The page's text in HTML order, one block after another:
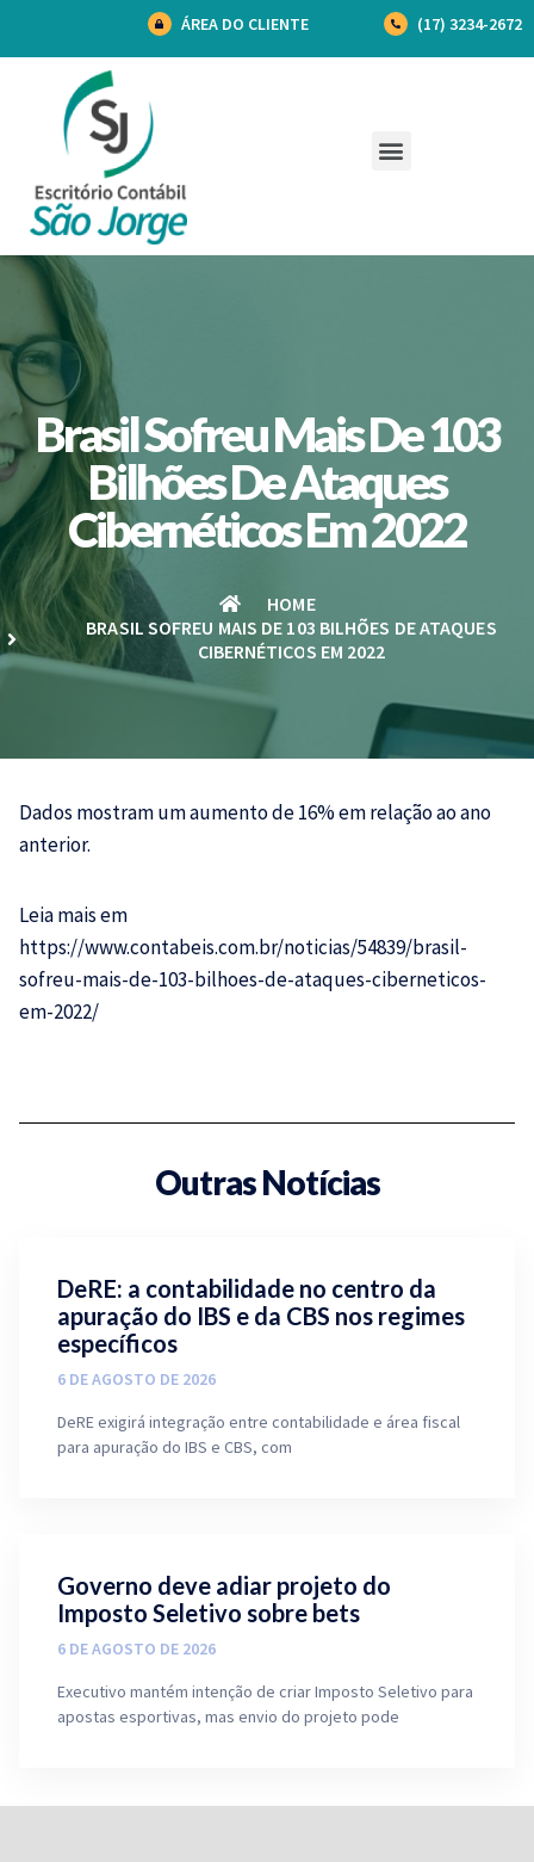
ÁREA DO CLIENTE (17) 3234-2672
Brasil Sofreu Mais De 103
Bilhões De Ataques
Cibernéticos Em 2022
HOME
BRASIL SOFREU MAIS DE 103 BILHÕES DE ATAQUES
CIBERNÉTICOS EM 2022
Dados mostram um aumento de 16% em relação ao ano
anterior.
Leia mais em
https://www.contabeis.com.br/noticias/54839/brasil-
sofreu-mais-de-103-bilhoes-de-ataques-ciberneticos-
em-2022/
Outras Notícias
DeRE: a contabilidade no centro da
apuração do IBS e da CBS nos regimes
específicos
6 DE AGOSTO DE 2026
DeRE exigirá integração entre contabilidade e área fiscal
para apuração do IBS e CBS, com
Governo deve adiar projeto do
Imposto Seletivo sobre bets
6 DE AGOSTO DE 2026
Executivo mantém intenção de criar Imposto Seletivo para
apostas esportivas, mas envio do projeto pode